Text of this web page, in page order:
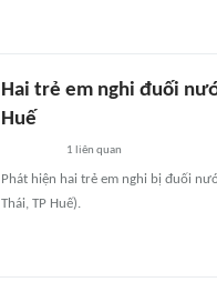
Hai trẻ em nghi đuối
Huế
1 liên quan
Phát hiện hai trẻ em nghi bị đuối
Thái, TP Huế).